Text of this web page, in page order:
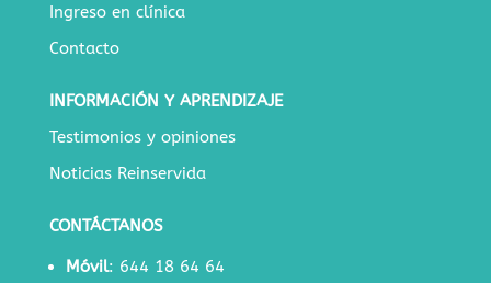
Ingreso en clínica
Contacto
INFORMACIÓN Y APRENDIZAJE
Testimonios y opiniones
Noticias Reinservida
CONTÁCTANOS
Móvil: 644 18 64 64